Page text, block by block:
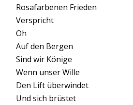
Rosafarbenen Frieden
Verspricht
Oh
Auf den Bergen
Sind wir Könige
Wenn unser Wille
Den Lift überwindet
Und sich brüstet